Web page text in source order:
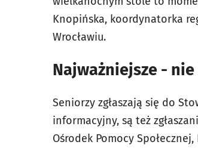
Knopińska, koordynatorka
Wrocławiu.
Najważniejsze -
Seniorzy zgłaszają się do
informacyjny, są też
Ośrodek Pomocy